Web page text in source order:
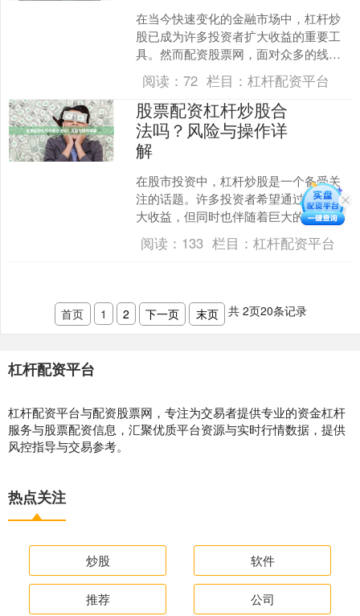
在当今快速变化的金融市场中，杠杆炒
股已成为许多投资者扩大收益的重要工
具。然而配资股票网，面对众多的线上
炒股配资平台，如何选择一个既安全又
正规的平台，成为投资者最....
阅读：72 栏目：杠杆配资平台
股票配资杠杆炒股合
法吗？风险与操作详
解
在股市投资中，杠杆炒股是一个备受关
注的话题。许多投资者希望通过配资放
大收益，但同时也伴随着巨大的风险。
那么，股票配资杠杆炒股到底合法吗？
本文将详细解析其合法性、....
阅读： 133 栏目： 杠杆配资平台
首页 1 2 下一页 末页 共 2页20条记录
杠杆配资平台
杠杆配资平台与配资股票网，专注为交易者提供专业的资金杠杆
服务与股票配资信息，汇聚优质平台资源与实时行情数据，提供
风控指导与交易参考。
热点关注
炒股 软件
推荐 公司